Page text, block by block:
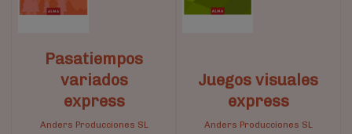
Pasatiempos
variados
express
Anders Producciones SL
Juegos visuales
express
Anders Producciones SL